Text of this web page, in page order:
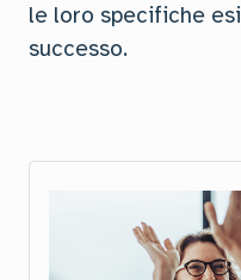
le loro specifiche
successo.